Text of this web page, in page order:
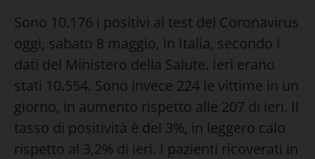
Sono 10.176 i positivi al test del Coronavirus
oggi, sabato 8 maggio, in Italia, secondo i
dati del Ministero della Salute. Ieri erano
stati 10.554. Sono invece 224 le vittime in un
giorno, in aumento rispetto alle 207 di ieri. Il
tasso di positività è del 3%, in leggero calo
rispetto al 3,2% di ieri. I pazienti ricoverati in